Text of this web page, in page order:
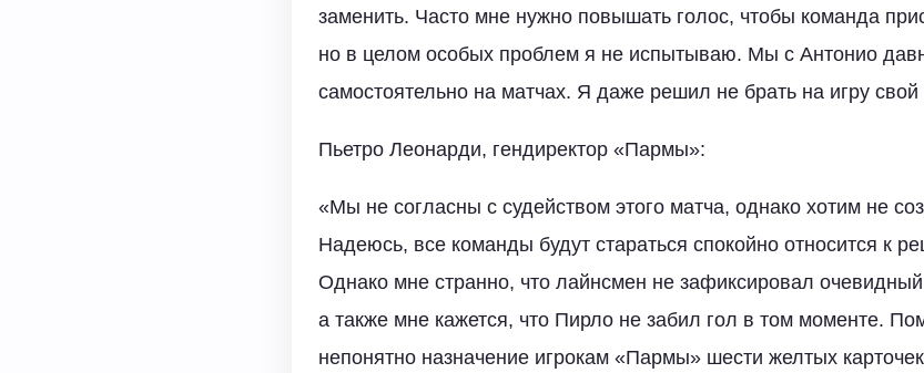
заменить. Часто мне нужно повышать голос, чтобы команда
но в целом особых проблем я не испытываю. Мы с Антонио
самостоятельно на матчах. Я даже решил не брать на игру
Пьетро Леонарди, гендиректор «Пармы»:
«Мы не согласны с судейством этого матча, однако хотим не
Надеюсь, все команды будут стараться спокойно относится к
Однако мне странно, что лайнсмен не зафиксировал
а также мне кажется, что Пирло не забил гол в том моменте.
непонятно назначение игрокам «Пармы» шести желтых